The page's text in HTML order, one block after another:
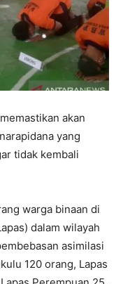
akan
yang
tidak kembali
warga binaan di
dalam wilayah
asimilasi
120 orang, Lapas